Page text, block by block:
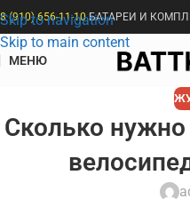
Skip to navigation
Skip to main content
8 (910) 656-11-10БАТАРЕИ И
МЕНЮ
Сколько нужно